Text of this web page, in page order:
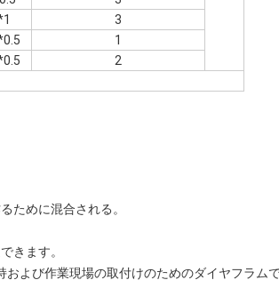
3
1
2
ために混合される。
きます。
よび作業現場の取付けのためのダイヤフラム